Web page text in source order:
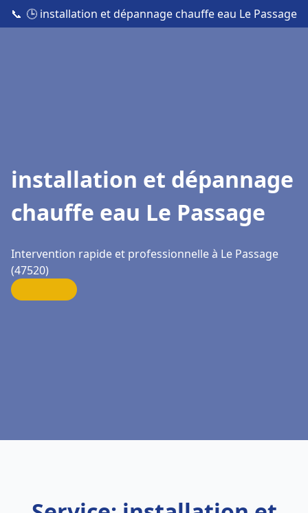
📞 🕒 installation et dépannage chauffe eau Le Passage
installation et dépannage
chauffe eau Le Passage
Intervention rapide et professionnelle à Le Passage
(47520)